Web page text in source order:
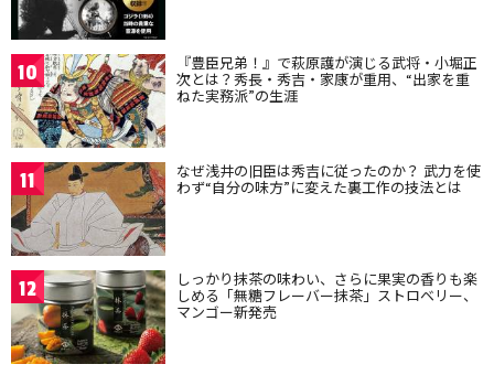
10 『豊臣兄弟！』で萩原護が演じる武将・小堀正
次とは？秀長・秀吉・家康が重用、“出家を重
ねた実務派”の生涯
11 なぜ浅井の旧臣は秀吉に従ったのか？ 武力を使
わず“自分の味方”に変えた裏工作の技法とは
12 しっかり抹茶の味わい、さらに果実の香りも楽
しめる「無糖フレーバー抹茶」ストロベリー、
マンゴー新発売